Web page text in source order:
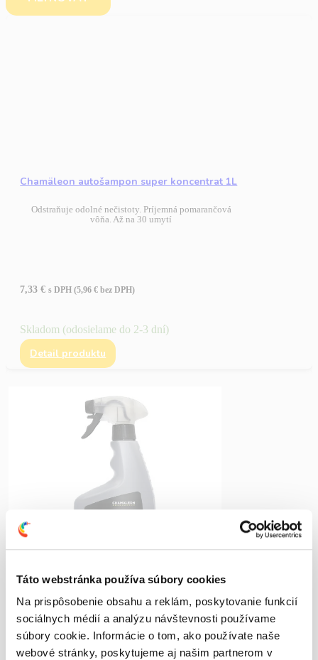
Táto webstránka používa súbory cookies
Na prispôsobenie obsahu a reklám, poskytovanie funkcií
sociálnych médií a analýzu návštevnosti používame
súbory cookie. Informácie o tom, ako používate naše
webové stránky, poskytujeme aj našim partnerom v
Chamäleon autošampon super koncentrat 1L
Odstraňuje odolné nečistoty. Príjemná pomarančová
vôňa. Až na 30 umytí
7,33€ s DPH (5,96€ bez DPH)
Skladom (odosielame do 2-3 dní)
Detail produktu
Chamäleon čistič čalúnenia 650ml
odstraňovač škvŕn. Neobsahuje silikón.…
€